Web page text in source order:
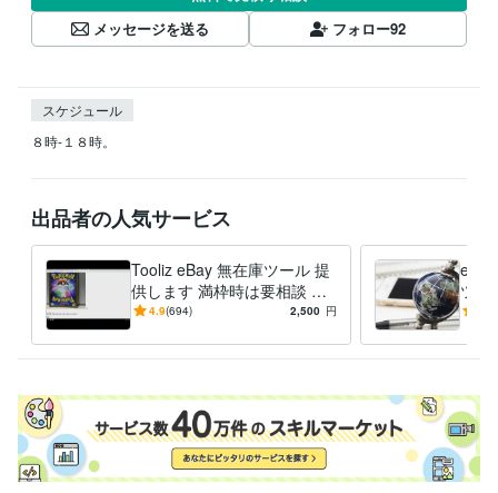
メッセージを送る
フォロー92
スケジュール
８時-１８時。
出品者の人気サービス
Tooliz eBay 無在庫ツール 提
供します 満枠時は要相談 フ
リマ/ECサイト 高速出品 自動
4.9(694) 2,500 円
ツー
リ、
能